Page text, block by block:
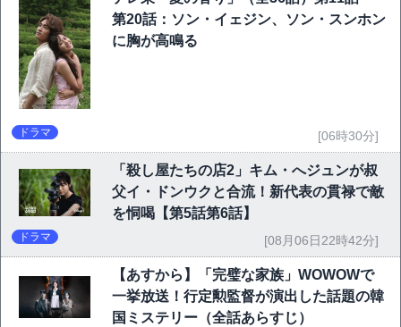
第20話：ソン・イェジン、ソン・スンホン
に胸が高鳴る
ドラマ [06時30分]
「殺し屋たちの店2」キム・へジュンが叔
父イ・ドンウクと合流！新代表の貫禄で敵
を恫喝【第5話第6話】
ドラマ [08月06日22時42分]
【あすから】「完璧な家族」WOWOWで
一挙放送！行定勲監督が演出した話題の韓
国ミステリー（全話あらすじ）